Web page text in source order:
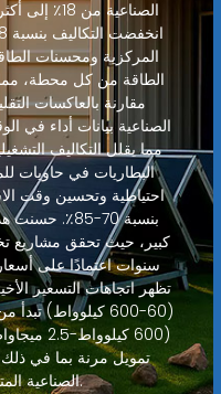
المركزية ومحسنات
مقارنة بالعاكسات
الصناعية بيانات أداء في
البطاريات في حاويات
احتياطية وتحسين وقت
بنسبة 70-
سنوات اعتمادًا على
تظهر اتجاهات التسعير
تمويل مرنة بما في
الصناعية المتاحة للمشاريع التجارية.